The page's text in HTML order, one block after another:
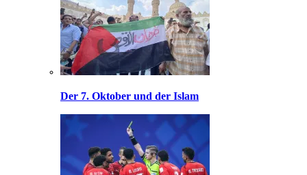
Der 7. Oktober und der Islam